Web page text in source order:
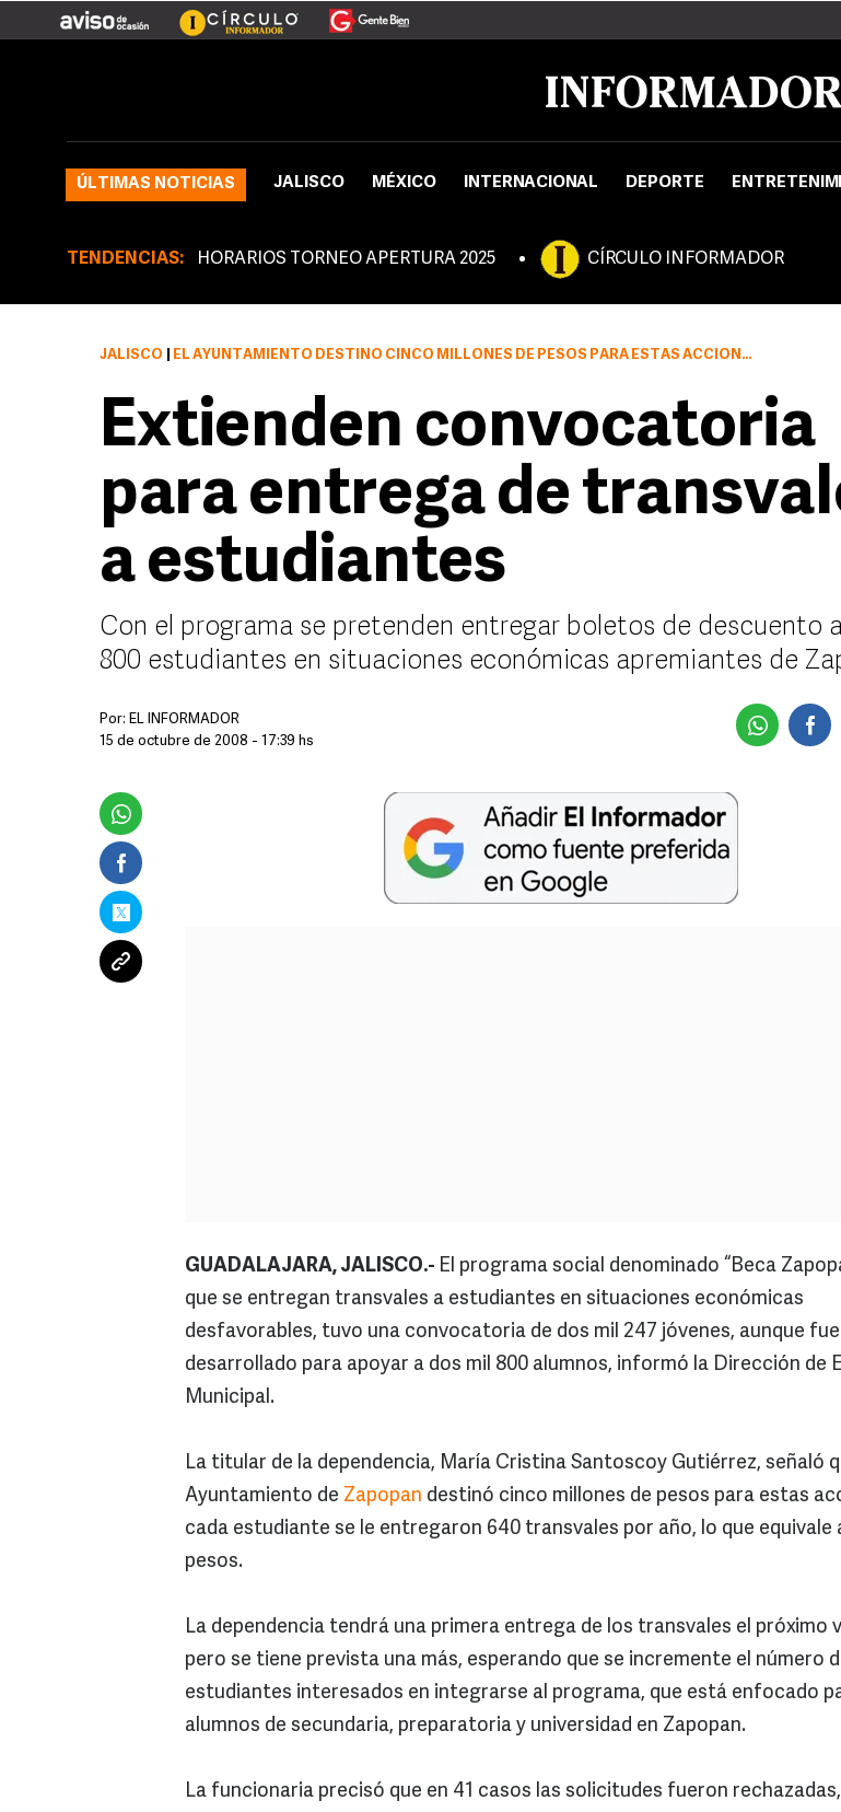
ÚLTIMAS NOTICIAS JALISCO MÉXICO INTERNACIONAL DEPORTE
TENDENCIAS: HORARIOS TORNEO APERTURA 2025 CÍRCULO INFORMADOR
JALISCO EL AYUNTAMIENTO DESTINÓ CINCO MILLONES DE PESOS PARA ESTAS ACCIONES
Extienden convocatoria
para entrega de
a estudiantes
Con el programa se pretenden entregar boletos de descuento
800 estudiantes en situaciones económicas apremiantes de
Por: EL INFORMADOR
15 de octubre de 2008 - 17:39 hs
GUADALAJARA, JALISCO.- El programa social denominado “Beca
que se entregan transvales a estudiantes en situaciones económicas
desfavorables, tuvo una convocatoria de dos mil 247 jóvenes, aunque fue
desarrollado para apoyar a dos mil 800 alumnos, informó la Dirección de
Municipal.
La titular de la dependencia, María Cristina Santoscoy Gutiérrez, señaló
Ayuntamiento de Zapopan destinó cinco millones de pesos para estas
cada estudiante se le entregaron 640 transvales por año, lo que equivale
pesos.
La dependencia tendrá una primera entrega de los transvales el próximo
pero se tiene prevista una más, esperando que se incremente el número
estudiantes interesados en integrarse al programa, que está enfocado
alumnos de secundaria, preparatoria y universidad en Zapopan.
La funcionaria precisó que en 41 casos las solicitudes fueron